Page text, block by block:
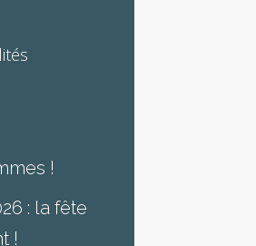
!
: la fête
!